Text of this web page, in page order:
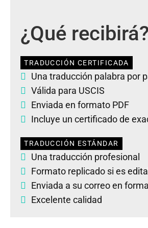
¿Qué recibirá?
TRADUCCIÓN CERTIFICADA
Una traducción palabra por
Válida para USCIS
Enviada en formato PDF
Incluye un certificado de
TRADUCCIÓN ESTÁNDAR
Una traducción profesional
Formato replicado si es
Enviada a su correo en
Excelente calidad